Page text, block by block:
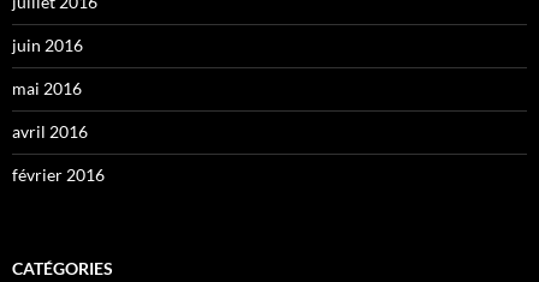
juin 2016
mai 2016
avril 2016
février 2016
CATÉGORIES